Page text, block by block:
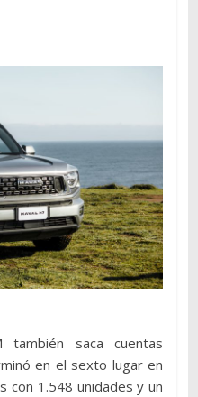
saca cuentas
en el sexto lugar en
con 1.548 unidades y un